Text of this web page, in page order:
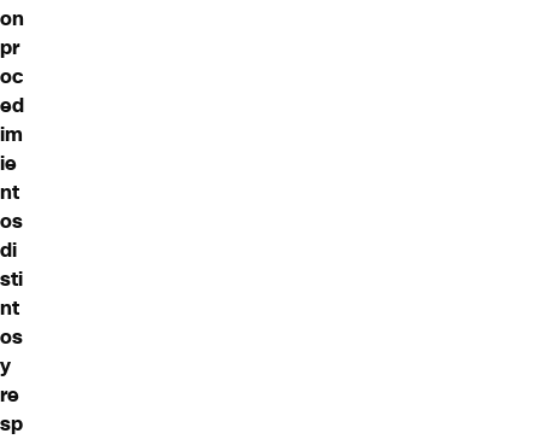
on
pr
oc
ed
im
ie
nt
os
di
sti
nt
os
y
re
sp